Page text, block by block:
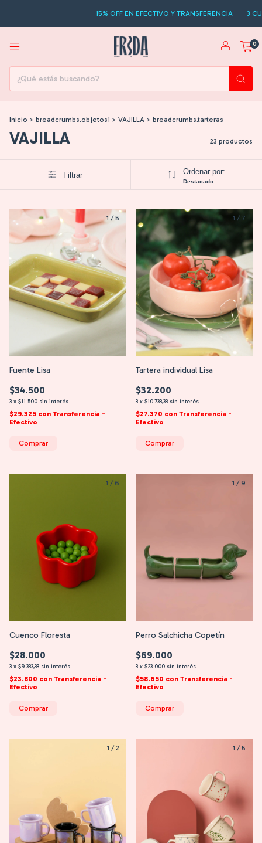
15% OFF EN EFECTIVO Y TRANSFERENCIA 3 CUOTAS
0
Inicio > breadcrumbs.objetos1 > VAJILLA > breadcrumbs.tarteras
VAJILLA 23 productos
Filtrar Ordenar por:
Destacado
1 / 5
Fuente Lisa
$34.500
3 x $11.500 sin interés
$29.325 con Transferencia -
Efectivo
Comprar
1 / 7
Tartera individual Lisa
$32.200
3 x $10.733,33 sin interés
$27.370 con Transferencia -
Efectivo
Comprar
1 / 6
Cuenco Floresta
$28.000
3 x $9.333,33 sin interés
$23.800 con Transferencia -
Efectivo
Comprar
1 / 9
Perro Salchicha Copetín
$69.000
3 x $23.000 sin interés
$58.650 con Transferencia -
Efectivo
Comprar
1 /2 1 /5